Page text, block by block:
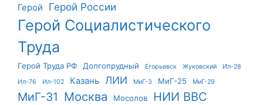
Герой Герой России
Герой Социалистического
Труда
Герой Труда РФ Долгопрудный Егорьевск Жуковский
Ил-28
Ил-76
Ил-102 Казань ЛИИ МиГ-3 МиГ-25 МиГ-29
МиГ-31 Москва Мосолов НИИ ВВС